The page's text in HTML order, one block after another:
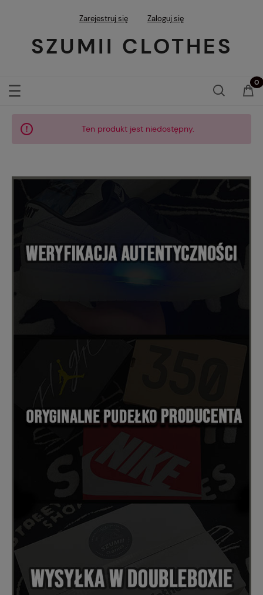
Zarejestruj się Zaloguj się
SZUMII CLOTHES
Ten produkt jest niedostępny.